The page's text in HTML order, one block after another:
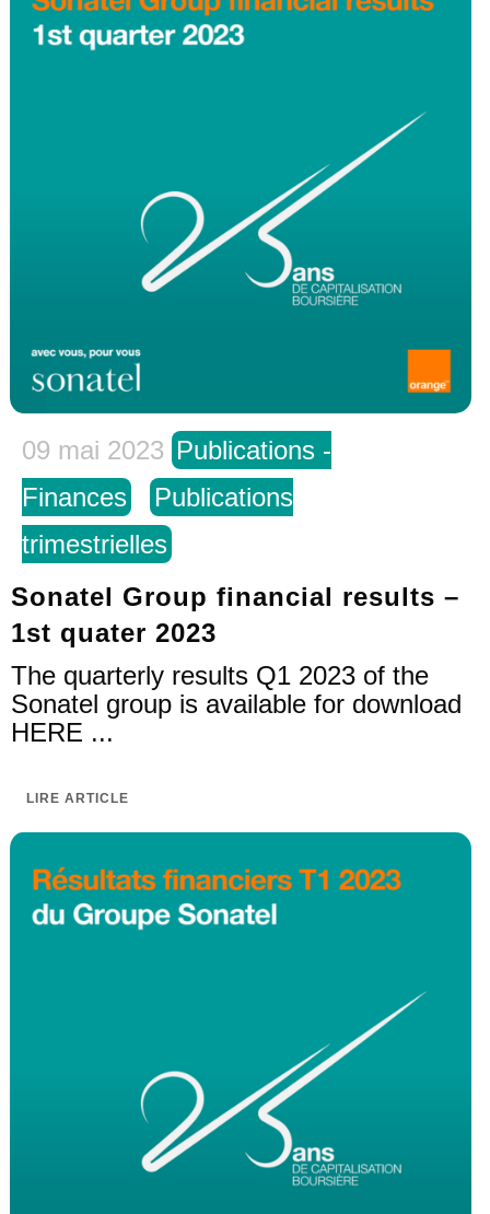
09 mai 2023 Publications -
Finances
Publications
trimestrielles
Sonatel Group financial results –
1st quater 2023
The quarterly results Q1 2023 of the
Sonatel group is available for download
HERE ...
LIRE ARTICLE